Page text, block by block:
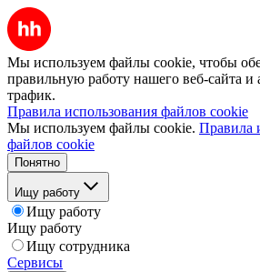
Мы используем файлы cookie, чтобы
правильную работу нашего веб-сайта и
трафик.
Правила использования файлов cookie
Мы используем файлы cookie. Правила
файлов cookie
Понятно
Ищу работу
Ищу работу
Ищу работу
Ищу сотрудника
Сервисы